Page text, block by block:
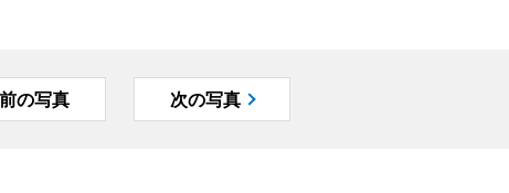
前の写真 次の写真